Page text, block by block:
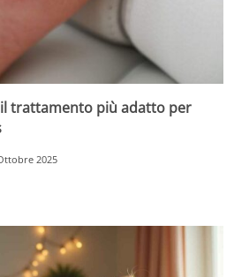
trattamento più adatto per
2025